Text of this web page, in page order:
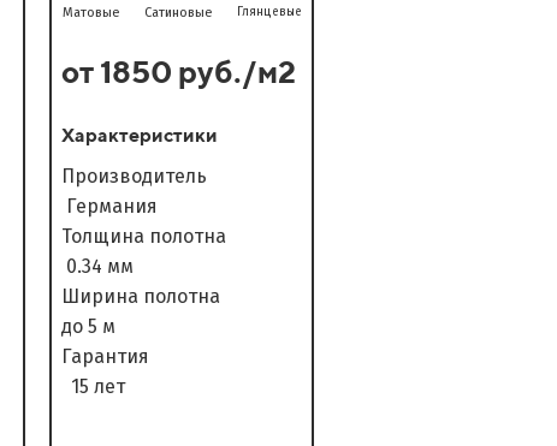
Матовые Сатиновые Глянцевые
от 1850 руб./м2
Характеристики
Производитель
Германия
Толщина полотна
0.34 мм
Ширина полотна
до 5 м
Гарантия
15 лет